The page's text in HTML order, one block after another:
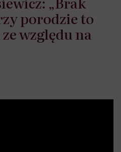
porodzie to
względu na